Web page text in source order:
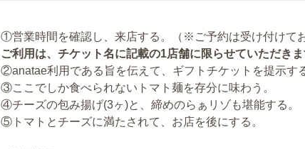
ご利用は、チケット名に記載の1店舗に限らせていただき
②anatae利用である旨を伝えて、ギフトチケットを提示す
③ここでしか食べられないトマト麺を存分に味わう。
④チーズの包み揚げ(3ヶ)と、締めのらぁリゾも堪能する。
⑤トマトとチーズに満たされて、お店を後にする。